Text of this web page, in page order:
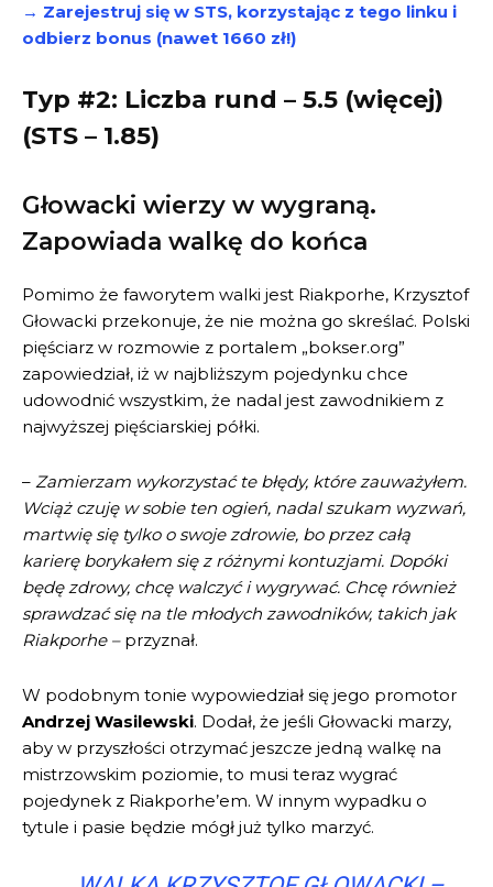
→ Zarejestruj się w STS, korzystając z tego linku i
odbierz bonus (nawet 1660 zł!)
Typ #2: Liczba rund – 5.5 (więcej)
(STS – 1.85)
Głowacki wierzy w wygraną.
Zapowiada walkę do końca
Pomimo że faworytem walki jest Riakporhe, Krzysztof
Głowacki przekonuje, że nie można go skreślać. Polski
pięściarz w rozmowie z portalem „bokser.org”
zapowiedział, iż w najbliższym pojedynku chce
udowodnić wszystkim, że nadal jest zawodnikiem z
najwyższej pięściarskiej półki.
– Zamierzam wykorzystać te błędy, które zauważyłem.
Wciąż czuję w sobie ten ogień, nadal szukam wyzwań,
martwię się tylko o swoje zdrowie, bo przez całą
karierę borykałem się z różnymi kontuzjami. Dopóki
będę zdrowy, chcę walczyć i wygrywać. Chcę również
sprawdzać się na tle młodych zawodników, takich jak
Riakporhe – przyznał.
W podobnym tonie wypowiedział się jego promotor
Andrzej Wasilewski. Dodał, że jeśli Głowacki marzy,
aby w przyszłości otrzymać jeszcze jedną walkę na
mistrzowskim poziomie, to musi teraz wygrać
pojedynek z Riakporhe’em. W innym wypadku o
tytule i pasie będzie mógł już tylko marzyć.